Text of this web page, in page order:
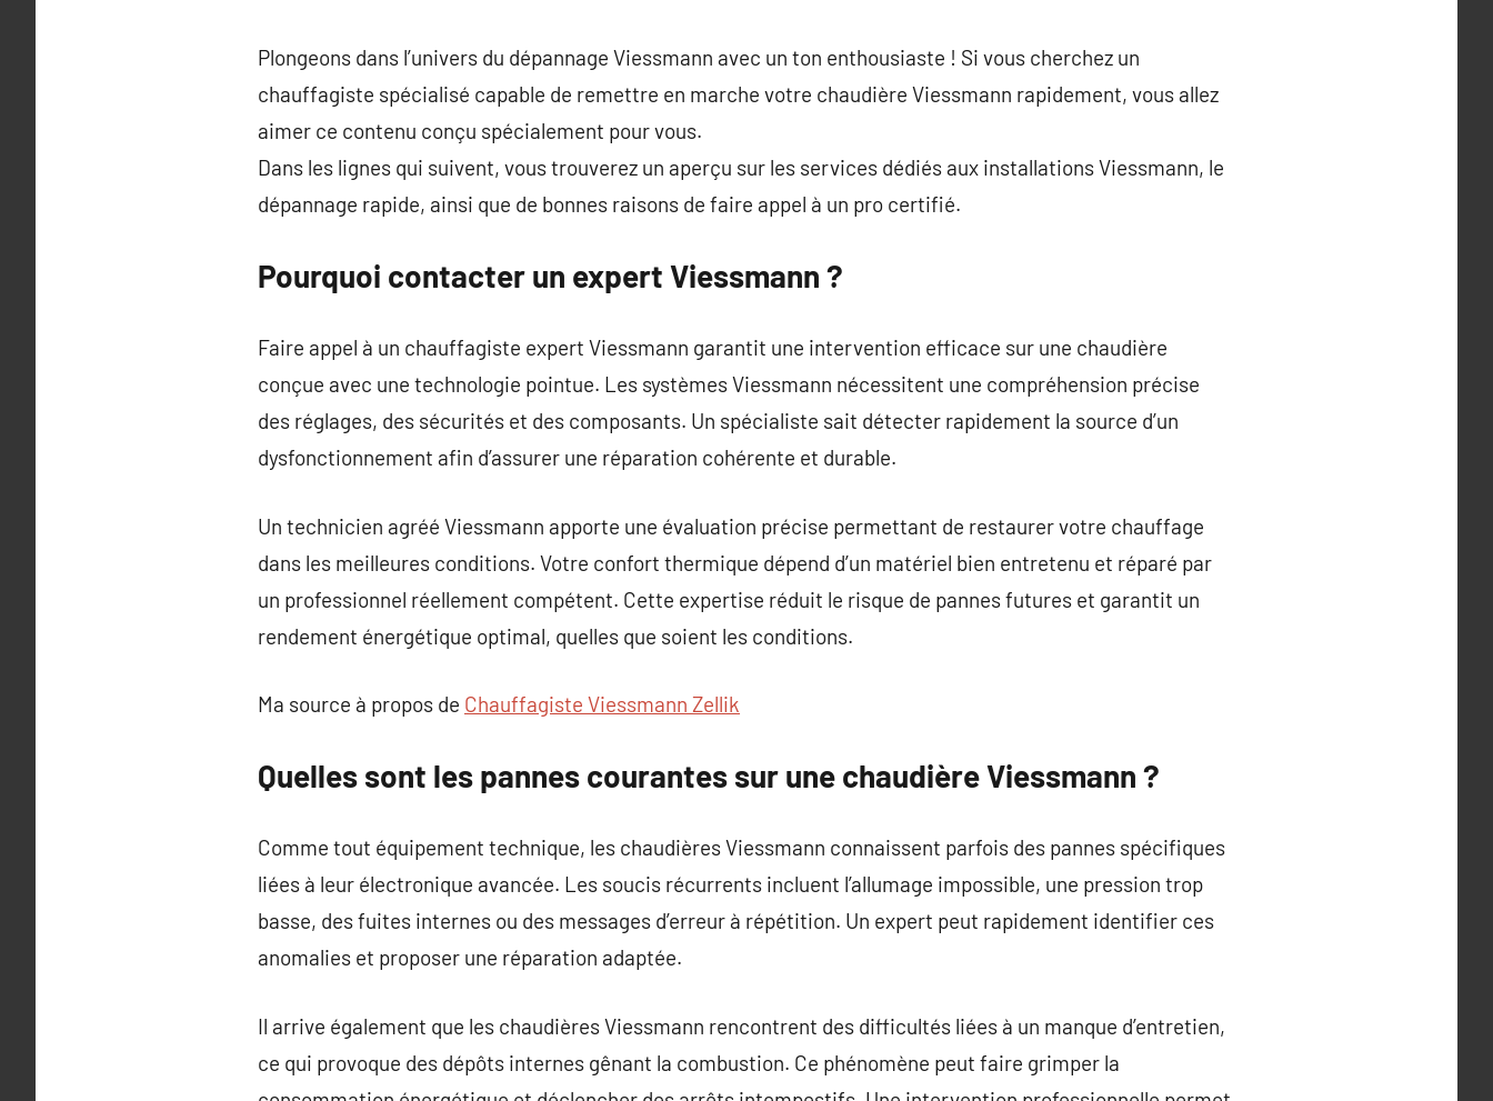
Plongeons dans l’univers du dépannage Viessmann avec un ton enthousiaste ! Si vous cherchez un
chauffagiste spécialisé capable de remettre en marche votre chaudière Viessmann rapidement, vous allez
aimer ce contenu conçu spécialement pour vous.
Dans les lignes qui suivent, vous trouverez un aperçu sur les services dédiés aux installations Viessmann, le
dépannage rapide, ainsi que de bonnes raisons de faire appel à un pro certifié.
Pourquoi contacter un expert Viessmann ?
Faire appel à un chauffagiste expert Viessmann garantit une intervention efficace sur une chaudière
conçue avec une technologie pointue. Les systèmes Viessmann nécessitent une compréhension précise
des réglages, des sécurités et des composants. Un spécialiste sait détecter rapidement la source d’un
dysfonctionnement afin d’assurer une réparation cohérente et durable.
Un technicien agréé Viessmann apporte une évaluation précise permettant de restaurer votre chauffage
dans les meilleures conditions. Votre confort thermique dépend d’un matériel bien entretenu et réparé par
un professionnel réellement compétent. Cette expertise réduit le risque de pannes futures et garantit un
rendement énergétique optimal, quelles que soient les conditions.
Ma source à propos de Chauffagiste Viessmann Zellik
Quelles sont les pannes courantes sur une chaudière Viessmann ?
Comme tout équipement technique, les chaudières Viessmann connaissent parfois des pannes spécifiques
liées à leur électronique avancée. Les soucis récurrents incluent l’allumage impossible, une pression trop
basse, des fuites internes ou des messages d’erreur à répétition. Un expert peut rapidement identifier ces
anomalies et proposer une réparation adaptée.
Il arrive également que les chaudières Viessmann rencontrent des difficultés liées à un manque d’entretien,
ce qui provoque des dépôts internes gênant la combustion. Ce phénomène peut faire grimper la